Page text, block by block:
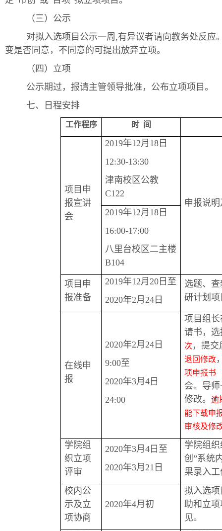
（三）公示
对拟入选项目公示一周,有异议者请向教务处反
变是否同意，不同意的可提出放弃立项。
（四）立项
公示期过，报请主管领导批准，公布立项项目。
七、日程安排
工作程序 时 间
项目申
报宣讲
会
2019年12月18日
12:30-13:30
津南校区公教
C122
申报说
2019年12月18日
16:00-17:00
八里台校区二主楼
B104
项目申
报准备
2019年12月20日至
2020年2月24日
选题、
研计划项
在线申
报
2020年2月24日
9:00至
2020年3月4日
24:00
项目组
请书，选
次 ，提
退回修改
项申报书
会。导
修改。 逾
能下载申
审核及修
学院组
织立项
评审
2020年3月4日至
2020年3月21日
学院组
创”系统
果录入
校内公
示及立
项协商
2020年4月初
拟入选
助和立
见。